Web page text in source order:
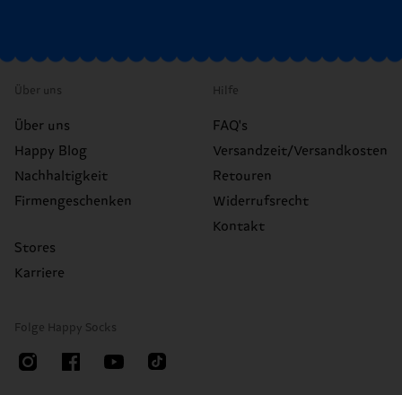
Über uns
Über uns
Happy Blog
Nachhaltigkeit
Firmengeschenken
Stores
Karriere
Hilfe
FAQ's
Versandzeit/Versandkosten
Retouren
Widerrufsrecht
Kontakt
Folge Happy Socks